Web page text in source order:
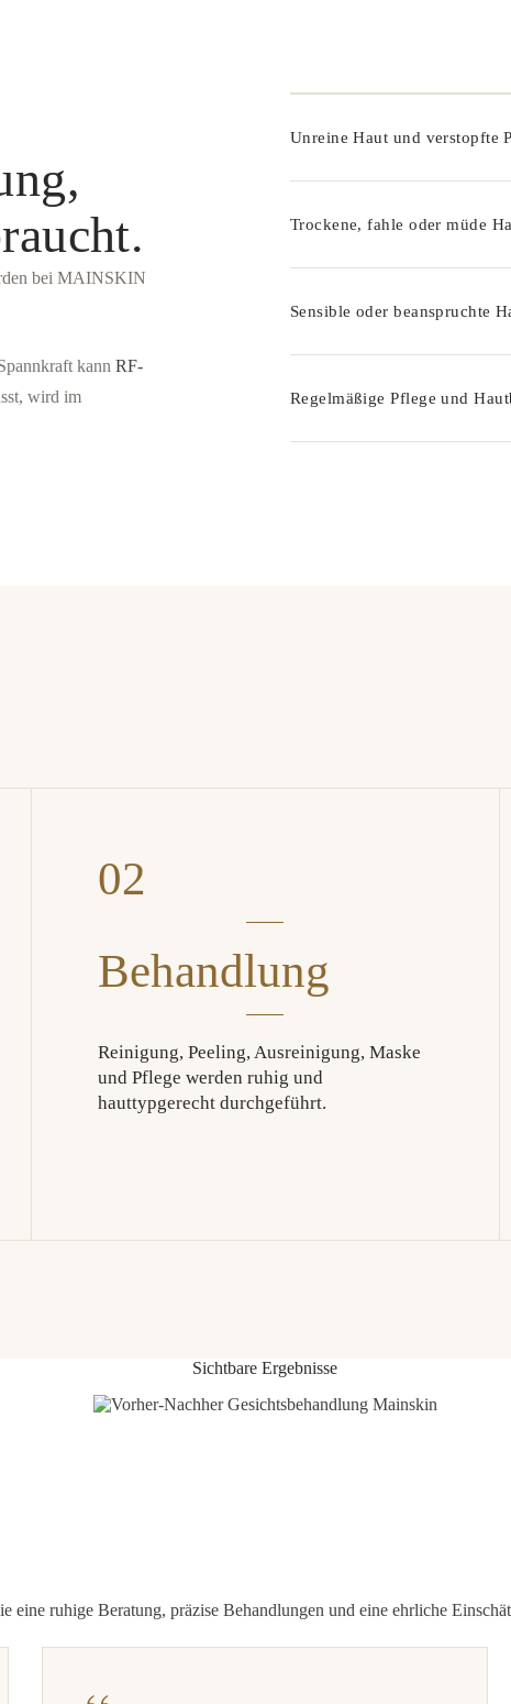
bei MAINSKIN
kann RF-
wird im
Unreine Haut und verstopfte
Trockene, fahle oder müde
Sensible oder beanspruchte
Regelmäßige Pflege und
02
Behandlung
Reinigung, Peeling, Ausreinigung, Maske
und Pflege werden ruhig und
hauttypgerecht durchgeführt.
Sichtbare Ergebnisse
ruhige Beratung, präzise Behandlungen und eine ehrliche